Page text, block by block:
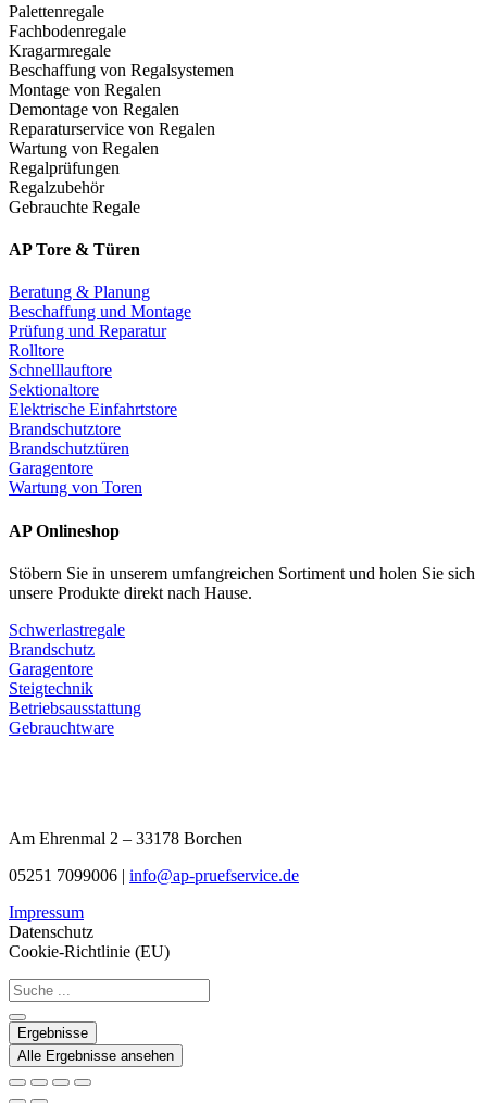
Palettenregale
Fachbodenregale
Kragarmregale
Beschaffung von Regalsystemen
Montage von Regalen
Demontage von Regalen
Reparaturservice von Regalen
Wartung von Regalen
Regalprüfungen
Regalzubehör
Gebrauchte Regale
AP Tore & Türen
Beratung & Planung
Beschaffung und Montage
Prüfung und Reparatur
Rolltore
Schnelllauftore
Sektionaltore
Elektrische Einfahrtstore
Brandschutztore
Brandschutztüren
Garagentore
Wartung von Toren
AP Onlineshop
Stöbern Sie in unserem umfangreichen Sortiment und holen Sie sich
unsere Produkte direkt nach Hause.
Schwerlastregale
Brandschutz
Garagentore
Steigtechnik
Betriebsausstattung
Gebrauchtware
Am Ehrenmal 2 – 33178 Borchen
05251 7099006 | info@ap-pruefservice.de
Impressum
Datenschutz
Cookie-Richtlinie (EU)
Search
...
Ergebnisse
Alle Ergebnisse ansehen